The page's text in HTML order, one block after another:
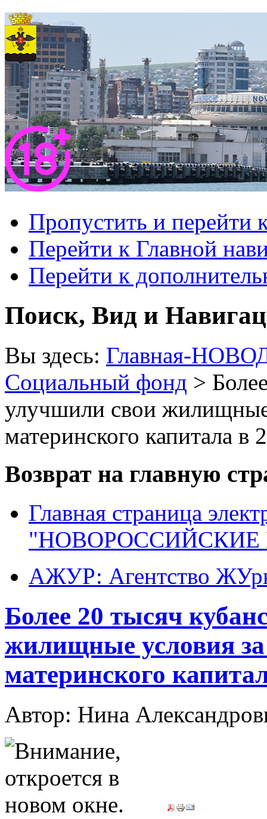
Пропустить и перейти
Перейти к Главной
Перейти к
Поиск, Вид и
Вы здесь: Главная-
Социальный фонд >
улучшили свои жилищные
материнского капитала в
Возврат на главную
Главная страница
"НОВОРОССИЙСКИЕ
АЖУР: Агентство
Более 20 тысяч
жилищные условия за
материнского
Автор: Нина